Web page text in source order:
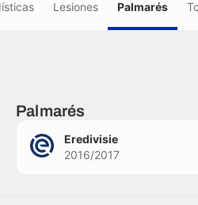
Lesiones Palmarés
Palmarés
Eredivisie
2016/2017